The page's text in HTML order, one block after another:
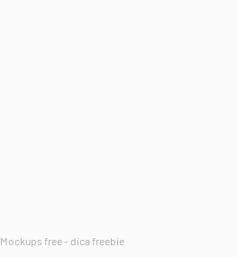
Mockups free - dica freebie